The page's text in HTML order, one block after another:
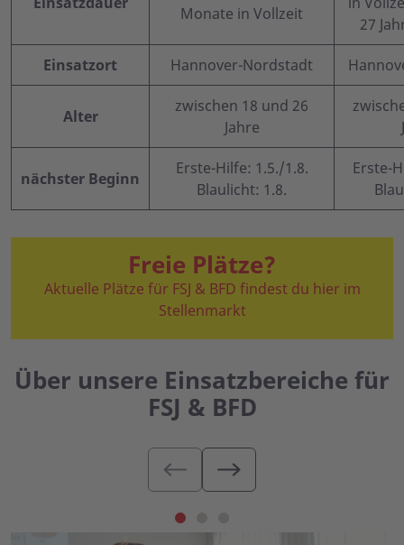
Monate in Vollzeit
27
Einsatzort Hannover-Nordstadt
Alter
zwischen 18 und 26
Jahre
nächster Beginn
Erste-Hilfe: 1.5./1.8.
Blaulicht: 1.8.
Erste-
Freie Plätze?
Aktuelle Plätze für FSJ & BFD findest du hier im
Stellenmarkt
Über unsere Einsatzbereiche für
FSJ & BFD